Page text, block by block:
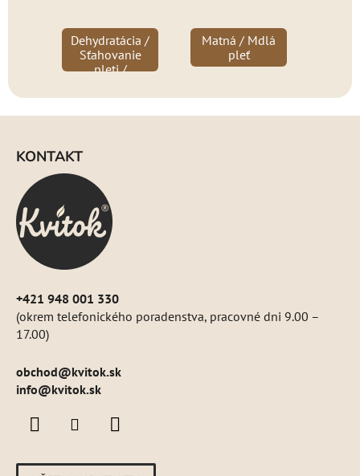
Dehydratácia /
Sťahovanie
pleti /
cievky
Matná / Mdlá
pleť
KONTAKT
+421 948 001 330
(okrem telefonického poradenstva, pracovné dni 9.00 –
17.00)
obchod@kvitok.sk
info@kvitok.sk